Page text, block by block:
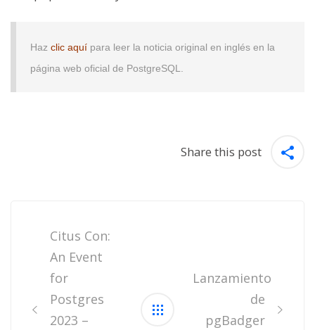
Haz clic aquí para leer la noticia original en inglés en la
página web oficial de PostgreSQL.
Share this post
navigation
Citus Con:
An Event
for
Postgres
2023 –
Lanzamiento
de
pgBadger